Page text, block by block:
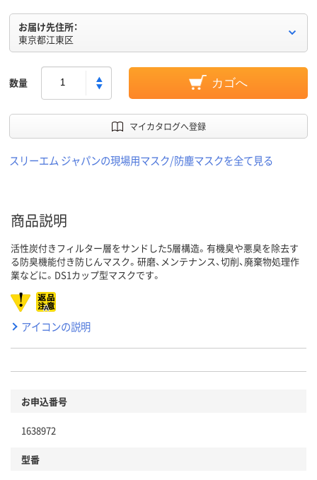
お届け先住所：
東京都江東区
数量 カゴへ
マイカタログへ登録
スリーエム ジャパンの現場用マスク/防塵マスクを全て見る
商品説明
活性炭付きフィルター層をサンドした5層構造。有機臭や悪臭を除去す
る防臭機能付き防じんマスク。研磨、メンテナンス、切削、廃棄物処理作
業などに。DS1カップ型マスクです。
アイコンの説明
お申込番号
1638972
型番